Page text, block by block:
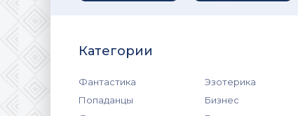
Категории
Фантастика
Попаданцы
Эзотерика
Бизнес